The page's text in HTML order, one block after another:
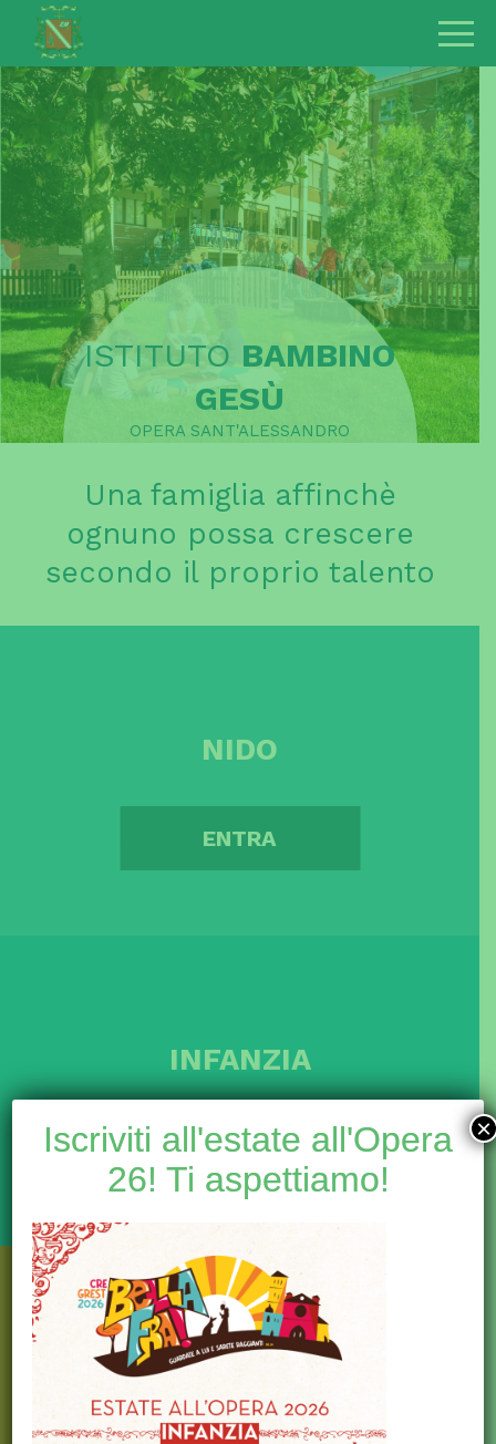
ISTITUTO BAMBINO
GESÙ
OPERA SANT'ALESSANDRO
Una famiglia affinchè
ognuno possa crescere
secondo il proprio talento
NIDO
ENTRA
INFANZIA
ENTRA
SCUOLA PRIMARIA
Iscriviti all'estate all'Opera
26! Ti aspettiamo!
×